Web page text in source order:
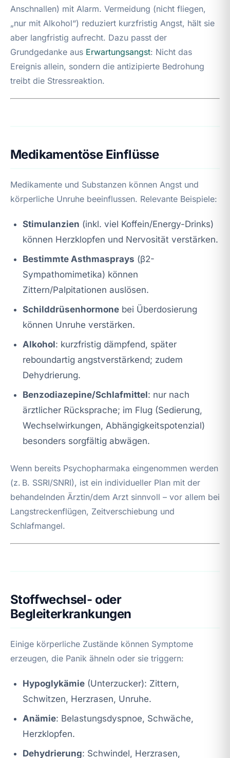
Anschnallen) mit Alarm. Vermeidung (nicht fliegen,
„nur mit Alkohol“) reduziert kurzfristig Angst, hält sie
aber langfristig aufrecht. Dazu passt der
Grundgedanke aus Erwartungsangst: Nicht das
Ereignis allein, sondern die antizipierte Bedrohung
treibt die Stressreaktion.
Medikamentöse Einflüsse
Medikamente und Substanzen können Angst und
körperliche Unruhe beeinflussen. Relevante Beispiele:
Stimulanzien (inkl. viel Koffein/Energy-Drinks)
können Herzklopfen und Nervosität verstärken.
Bestimmte Asthmasprays (β2-
Sympathomimetika) können
Zittern/Palpitationen auslösen.
Schilddrüsenhormone bei Überdosierung
können Unruhe verstärken.
Alkohol: kurzfristig dämpfend, später
reboundartig angstverstärkend; zudem
Dehydrierung.
Benzodiazepine/Schlafmittel: nur nach
ärztlicher Rücksprache; im Flug (Sedierung,
Wechselwirkungen, Abhängigkeitspotenzial)
besonders sorgfältig abwägen.
Wenn bereits Psychopharmaka eingenommen werden
(z. B. SSRI/SNRI), ist ein individueller Plan mit der
behandelnden Ärztin/dem Arzt sinnvoll – vor allem bei
Langstreckenflügen, Zeitverschiebung und
Schlafmangel.
Stoffwechsel- oder
Begleiterkrankungen
Einige körperliche Zustände können Symptome
erzeugen, die Panik ähneln oder sie triggern:
Hypoglykämie (Unterzucker): Zittern,
Schwitzen, Herzrasen, Unruhe.
Anämie: Belastungsdyspnoe, Schwäche,
Herzklopfen.
Dehydrierung: Schwindel, Herzrasen,